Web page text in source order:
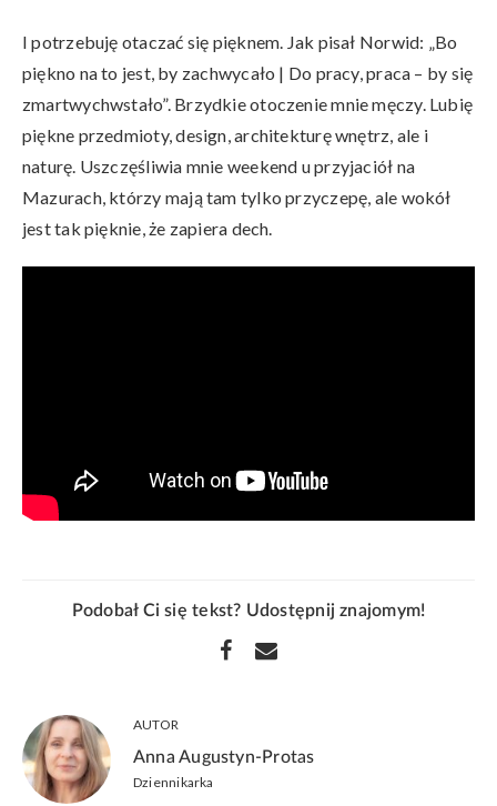
I potrzebuję otaczać się pięknem. Jak pisał Norwid: „Bo
piękno na to jest, by zachwycało | Do pracy, praca – by się
zmartwychwstało”. Brzydkie otoczenie mnie męczy. Lubię
piękne przedmioty, design, architekturę wnętrz, ale i
naturę. Uszczęśliwia mnie weekend u przyjaciół na
Mazurach, którzy mają tam tylko przyczepę, ale wokół
jest tak pięknie, że zapiera dech.
Podobał Ci się tekst? Udostępnij znajomym!
AUTOR
Anna Augustyn-Protas
Dziennikarka